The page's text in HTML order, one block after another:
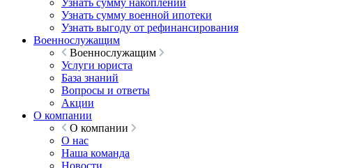
Узнать сумму накоплений
Узнать сумму военной ипотеки
Узнать выгоду от рефинансирования
Военнослужащим
Военнослужащим
Услуги юриста
База знаний
Вопросы и ответы
Акции
О компании
О компании
О нас
Наша команда
Новости